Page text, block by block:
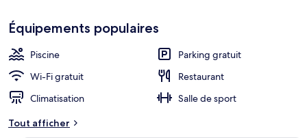
Équipements populaires
Piscine
Parking gratuit
Wi-Fi gratuit
Restaurant
Climatisation
Salle de sport
Tout afficher